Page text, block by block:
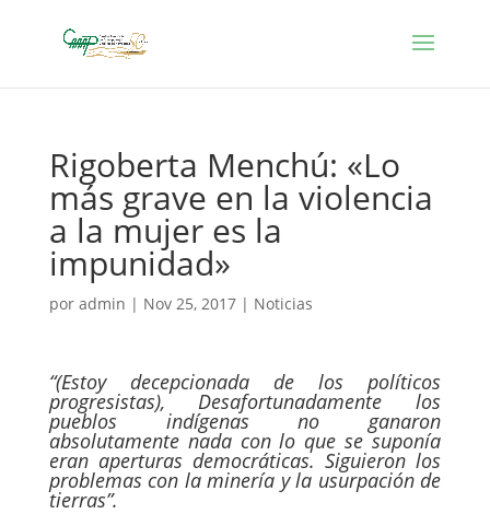
Rigoberta Menchú: «Lo
más grave en la violencia
a la mujer es la
impunidad»
por admin | Nov 25, 2017| Noticias
“(Estoy decepcionada de los políticos
progresistas), Desafortunadamente los
pueblos indígenas no ganaron
absolutamente nada con lo que se suponía
eran aperturas democráticas. Siguieron los
problemas con la minería y la usurpación de
tierras”.